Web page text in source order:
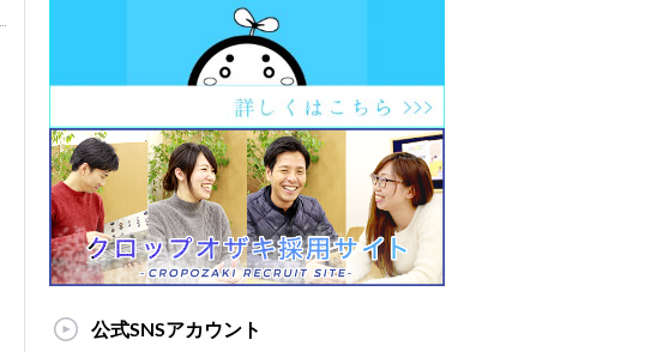
公式SNSアカウント